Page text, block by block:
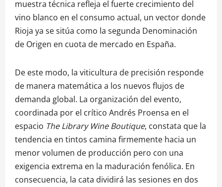
muestra técnica refleja el fuerte crecimiento del
vino blanco en el consumo actual, un vector donde
Rioja ya se sitúa como la segunda Denominación
de Origen en cuota de mercado en España.
De este modo, la viticultura de precisión responde
de manera matemática a los nuevos flujos de
demanda global. La organización del evento,
coordinada por el crítico Andrés Proensa en el
espacio The Library Wine Boutique, constata que la
tendencia en tintos camina firmemente hacia un
menor volumen de producción pero con una
exigencia extrema en la maduración fenólica. En
consecuencia, la cata dividirá las sesiones en dos